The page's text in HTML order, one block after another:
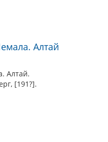
Алтай
Алтай.
[191?].